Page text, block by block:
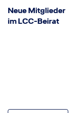
Neue Mitglieder
im LCC-Beirat